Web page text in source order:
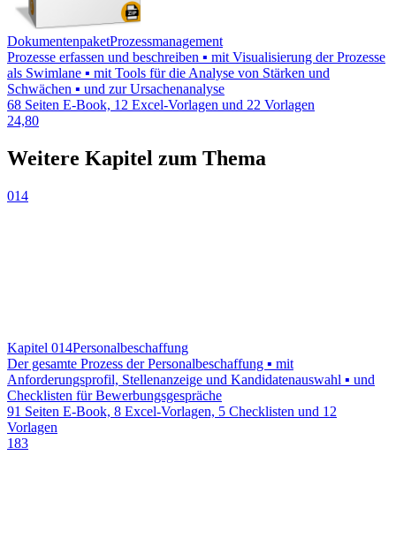
DokumentenpaketProzessmanagement
Prozesse erfassen und beschreiben ▪ mit Visualisierung der Prozesse
als Swimlane ▪ mit Tools für die Analyse von Stärken und
Schwächen ▪ und zur Ursachenanalyse
68 Seiten E-Book, 12 Excel-Vorlagen und 22 Vorlagen
24,80
Weitere Kapitel zum Thema
014
Kapitel 014Personalbeschaffung
Der gesamte Prozess der Personalbeschaffung ▪ mit
Anforderungsprofil, Stellenanzeige und Kandidatenauswahl ▪ und
Checklisten für Bewerbungsgespräche
91 Seiten E-Book, 8 Excel-Vorlagen, 5 Checklisten und 12
Vorlagen
183